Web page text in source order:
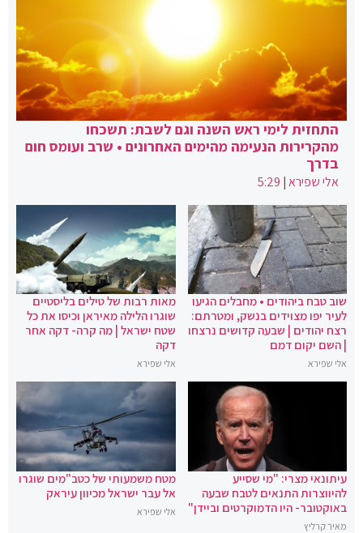
התחזית לימי ראש השנה וגם לשבת: תשכחו
מהקרירות הנעימה מהימים האחרונים • שרב ועומס חום
בדרך
אלי שפירא|
5:29
שוב טבח ביהודים • מחבלים הגיעו
לעיר יפו מצוידים בנשק, ומטרתם:
רצח יהודים | שבעה קדושים נרצחו
| השם יקום דמם
אלי שפירא
מאות רבות של טילים בליסטיים
שוגרו הלילה מאיראן וכיסו את כל
שטח ישראל | מה קרה- דקה אחר
דקה
אלי שפירא
עיתונאי מצרי: "מי שסייע
להיווצרות התנאים לטבח שבעה
באוקטובר- היו הדמוקרטים וביידן"
מאיר קרליץ
מטח משמעותי של כטב"מים שוגרו
אל עבר ישראל מכיוון עיראק
אלי שפירא